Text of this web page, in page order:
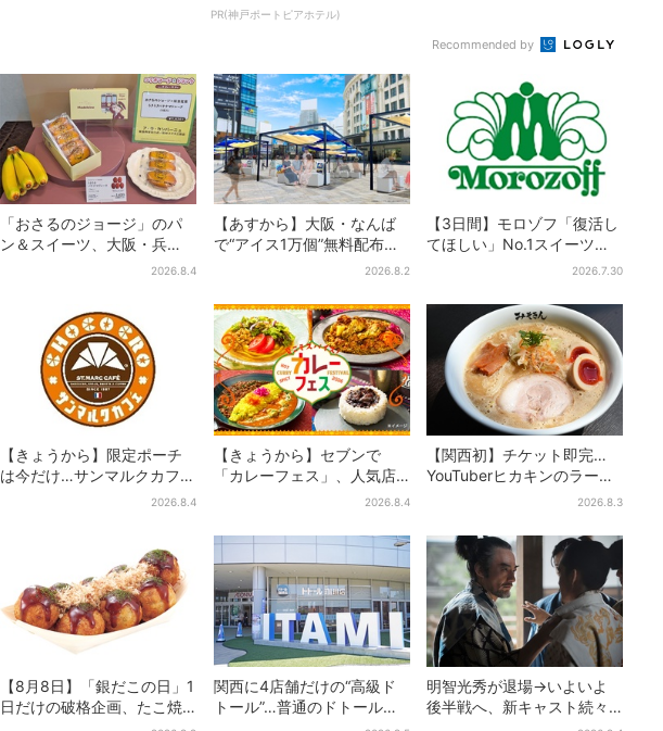
PR(神戸ポートピアホテル)
Recommended by
「おさるのジョージ」のパ
ン＆スイーツ、大阪・兵
庫・京都限定で【きょうか
2026.8.4
【あすから】大阪・なんば
で“アイス1万個”無料配布…2
日間限定で、ロッテの人気
2026.8.2
【3日間】モロゾフ「復活し
てほしい」No.1スイーツ、2
万3865票から選ばれた名作
2026.7.30
【きょうから】限定ポーチ
は今だけ…サンマルクカフェ
初の「夏福袋」、実質無料
2026.8.4
【きょうから】セブンで
「カレーフェス」、人気店
監修メニューなど全15品！
週間だけ
2026.8.4
【関西初】チケット即完…
YouTuberヒカキンのラーメ
ン店「みそきん」が大阪上
題
2026.8.3
【8月8日】「銀だこの日」1
日だけの破格企画、たこ焼
き1舟が88円に…先着88名
関西に4店舗だけの“高級ド
トール”…普通のドトール
と、何が違う？コーヒーは
明智光秀が退場→いよいよ
後半戦へ、新キャスト続々…
「豊臣兄弟！」振り返り＆